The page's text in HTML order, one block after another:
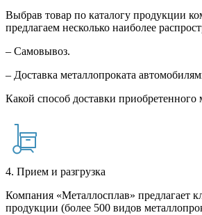
Выбрав товар по каталогу продукции
предлагаем несколько наиболее
– Самовывоз.
– Доставка металлопроката
Какой способ доставки
4. Прием и разгрузка
Компания «Металлосплав» предлагает
продукции (более 500 видов